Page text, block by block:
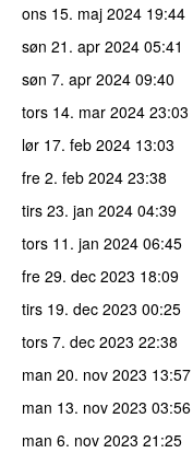
ons 15. maj 2024 19:44
søn 21. apr 2024 05:41
søn 7. apr 2024 09:40
tors 14. mar 2024 23:03
lør 17. feb 2024 13:03
fre 2. feb 2024 23:38
tirs 23. jan 2024 04:39
tors 11. jan 2024 06:45
fre 29. dec 2023 18:09
tirs 19. dec 2023 00:25
tors 7. dec 2023 22:38
man 20. nov 2023 13:57
man 13. nov 2023 03:56
man 6. nov 2023 21:25